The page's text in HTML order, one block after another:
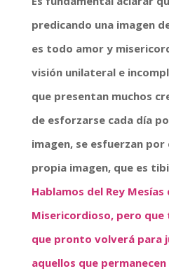
predicando una imagen
es todo amor y
visión unilateral e
que presentan muchos
de esforzarse cada día
imagen, se esfuerzan
propia imagen, que es
Hablamos del Rey Mesías
Misericordioso, pero que
que pronto volverá para
aquellos que